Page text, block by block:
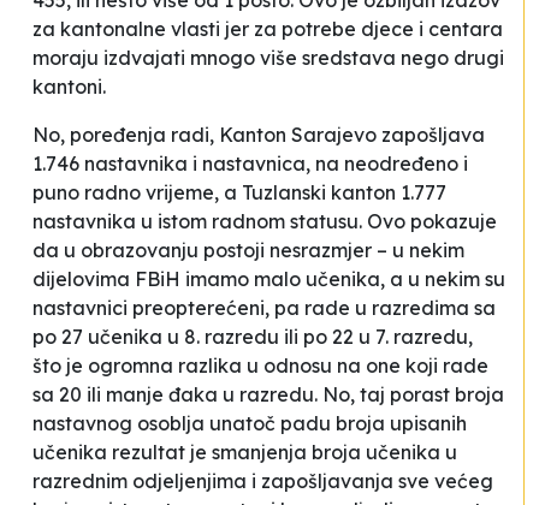
za kantonalne vlasti jer za potrebe djece i centara
moraju izdvajati mnogo više sredstava nego drugi
kantoni.
No, poređenja radi, Kanton Sarajevo zapošljava
1.746 nastavnika i nastavnica, na neodređeno i
puno radno vrijeme, a Tuzlanski kanton 1.777
nastavnika u istom radnom statusu. Ovo pokazuje
da u obrazovanju postoji nesrazmjer – u nekim
dijelovima FBiH imamo malo učenika, a u nekim su
nastavnici preopterećeni, pa rade u razredima sa
po 27 učenika u 8. razredu ili po 22 u 7. razredu,
što je ogromna razlika u odnosu na one koji rade
sa 20 ili manje đaka u razredu. No, taj porast broja
nastavnog osoblja unatoč padu broja upisanih
učenika rezultat je smanjenja broja učenika u
razrednim odjeljenjima i zapošljavanja sve većeg